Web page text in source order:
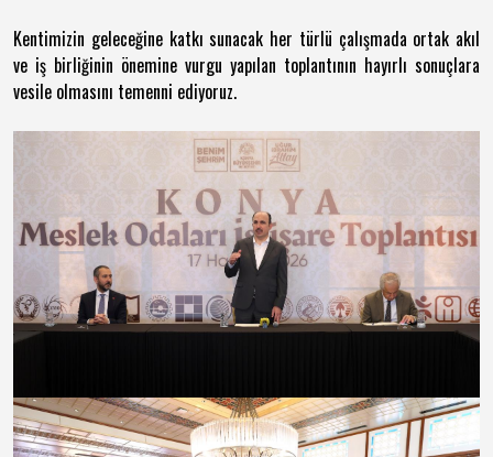
Kentimizin geleceğine katkı sunacak her türlü çalışmada ortak akıl
ve iş birliğinin önemine vurgu yapılan toplantının hayırlı sonuçlara
vesile olmasını temenni ediyoruz.